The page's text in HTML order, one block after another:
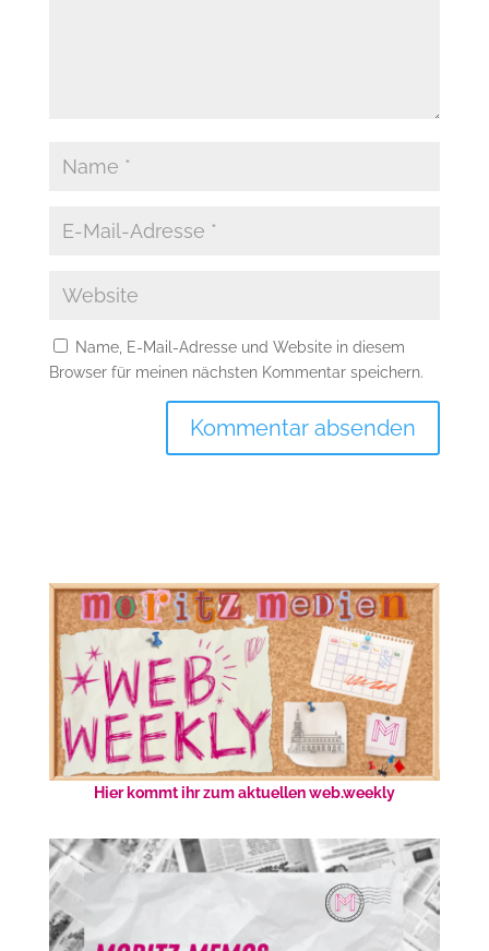
Name, E-Mail-Adresse und Website in diesem
Browser für meinen nächsten Kommentar speichern.
Hier kommt ihr zum aktuellen web.weekly